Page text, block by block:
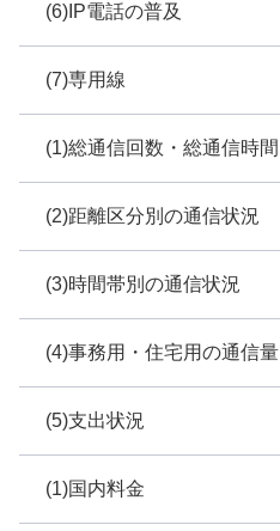
(6)IP電話の普及
(7)専用線
(1)総通信回数・総通信時間
(2)距離区分別の通信状況
(3)時間帯別の通信状況
(4)事務用・住宅用の通信量
(5)支出状況
(1)国内料金